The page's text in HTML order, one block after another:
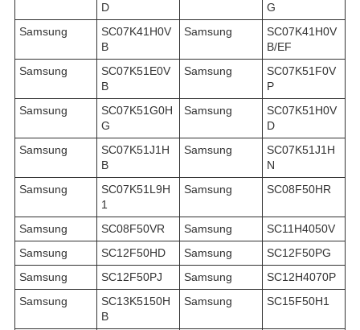
D
G
Samsung
SC07K41H0V
B
Samsung
SC07K41H0V
B/EF
Samsung
SC07K51E0V
B
Samsung
SC07K51F0V
P
Samsung
SC07K51G0H
G
Samsung
SC07K51H0V
D
Samsung
SC07K51J1H
B
Samsung
SC07K51J1H
N
Samsung
SC07K51L9H
1
Samsung SC08F50HR
Samsung SC08F50VR Samsung
SC11H4050V
Samsung
SC12F50HD Samsung
SC12F50PG
Samsung
SC12F50PJ Samsung
SC12H4070P
Samsung
SC13K5150H
B
Samsung SC15F50H1